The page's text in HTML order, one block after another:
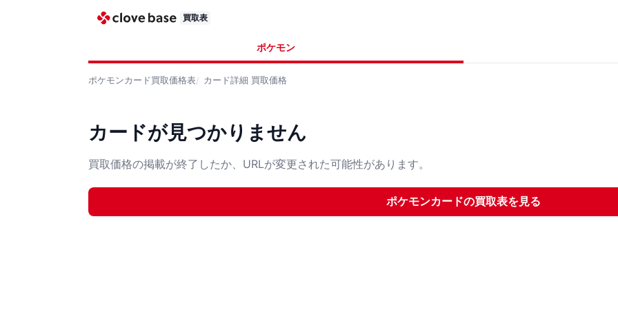
買取表
ポケモン
ポケモンカード買取価格表 カード詳細 買取価格
カードが見つかりません
買取価格の掲載が終了したか、URLが変更された可能性があります。
ポケモンカードの買取表を見る